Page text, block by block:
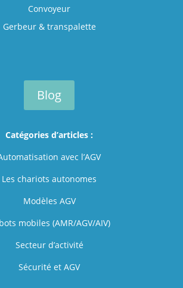
Convoyeur
Gerbeur & transpalette
Blog
Catégories d’articles :
avec l’AGV
Les chariots autonomes
Modèles AGV
mobiles (AMR/AGV/AIV)
Secteur d’activité
Sécurité et AGV